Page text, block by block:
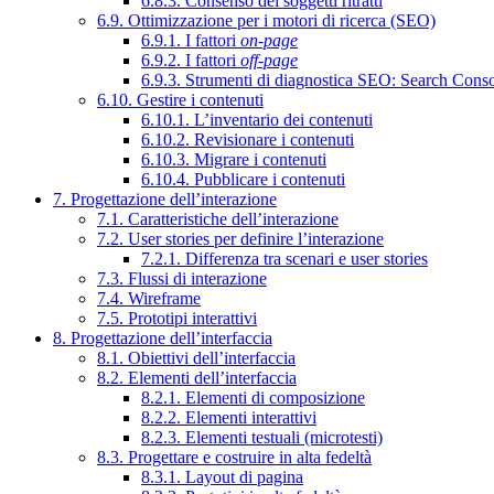
6.9. Ottimizzazione per i motori di ricerca (SEO)
6.9.1. I fattori on-page
6.9.2. I fattori off-page
6.9.3. Strumenti di diagnostica SEO: Search
6.10. Gestire i contenuti
6.10.1. L’inventario dei contenuti
6.10.2. Revisionare i contenuti
6.10.3. Migrare i contenuti
6.10.4. Pubblicare i contenuti
7. Progettazione dell’interazione
7.1. Caratteristiche dell’interazione
7.2. User stories per definire l’interazione
7.2.1. Differenza tra scenari e user stories
7.3. Flussi di interazione
7.4. Wireframe
7.5. Prototipi interattivi
8. Progettazione dell’interfaccia
8.1. Obiettivi dell’interfaccia
8.2. Elementi dell’interfaccia
8.2.1. Elementi di composizione
8.2.2. Elementi interattivi
8.2.3. Elementi testuali (microtesti)
8.3. Progettare e costruire in alta fedeltà
8.3.1. Layout di pagina